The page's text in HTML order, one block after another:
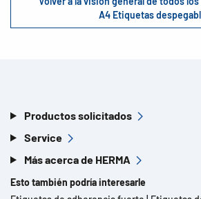
A4 Etiquetas
Productos solicitados
Service
Más acerca de HERMA
Esto también podría interesarle